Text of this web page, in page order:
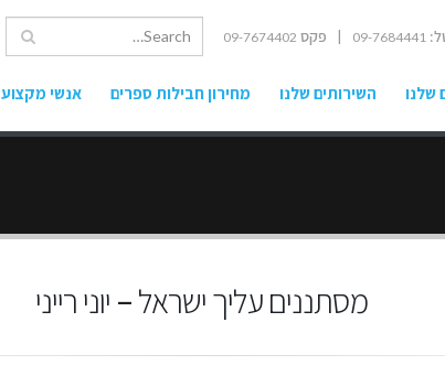
09-7684441 | פקס 09-7674402
שלנו השירותים שלנו מחירון חבילות ספרים אנשי מקצוע
מסתננים עליך ישראל – יוני רייני